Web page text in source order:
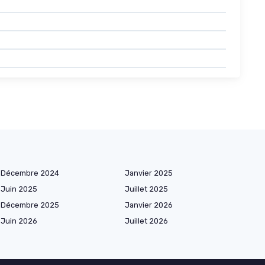
Décembre 2024
Janvier 2025
Juin 2025
Juillet 2025
Décembre 2025
Janvier 2026
Juin 2026
Juillet 2026